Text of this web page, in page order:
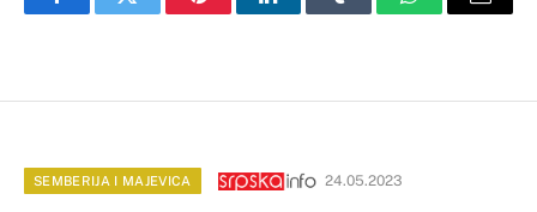
FacebookTwitter PinterestLinkedInTumblr WhatsAppEmail
SEMBERIJA I MAJEVICA 24.05.2023